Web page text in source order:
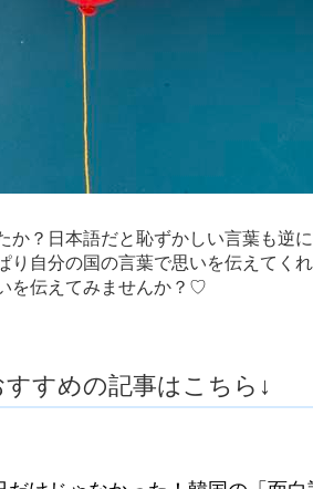
か？日本語だと恥ずかしい言葉も逆
り自分の国の言葉で思いを伝えてく
を伝えてみませんか？♡
すめの記事はこちら↓